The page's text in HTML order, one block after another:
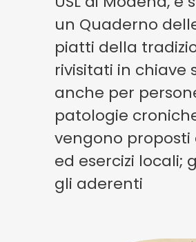
un Quaderno
piatti della
rivisitati in chiave
anche per
patologie
vengono
ed esercizi locali;
gli aderenti